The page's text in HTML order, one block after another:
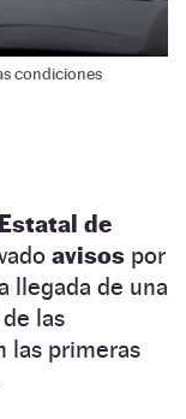
condiciones
de
avisos por
llegada de una
las
las primeras